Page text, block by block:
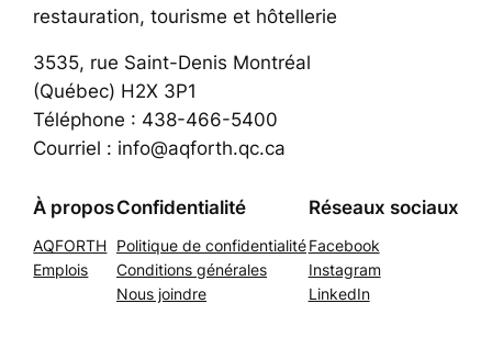
restauration, tourisme et hôtellerie
3535, rue Saint-Denis Montréal
(Québec) H2X 3P1
Téléphone : 438-466-5400
Courriel : info@aqforth.qc.ca
À propos
AQFORTH
Emplois
Confidentialité
Politique de confidentialité
Conditions générales
Nous joindre
Réseaux sociaux
Facebook
Instagram
LinkedIn